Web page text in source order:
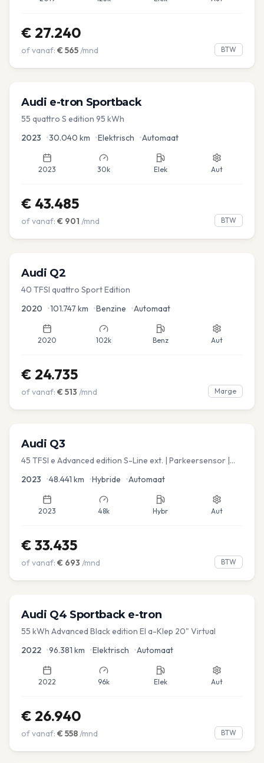
€ 27.240
of vanaf: € 565/mnd BTW
Audi e-tron Sportback
55 quattro S edition 95 kWh
2023 •30.040 km •Elektrisch •Automaat
2023 30k Elek Aut
€ 43.485
of vanaf: € 901 /mnd BTW
Audi Q2
40 TFSI quattro Sport Edition
2020 •101.747 km •Benzine •Automaat
2020 102k Benz Aut
€ 24.735
of vanaf: € 513 /mnd Marge
Audi Q3
45 TFSI e Advanced edition S-Line ext. | Parkeersensor |
2023 •48.441 km •Hybride •Automaat
2023 48k Hybr Aut
€ 33.435
of vanaf: € 693 /mnd BTW
Audi Q4 Sportback e-tron
55 kWh Advanced Black edition El a-Klep 20" Virtual
2022 •96.381 km •Elektrisch •Automaat
2022 96k Elek Aut
€ 26.940
of vanaf: € 558/mnd BTW